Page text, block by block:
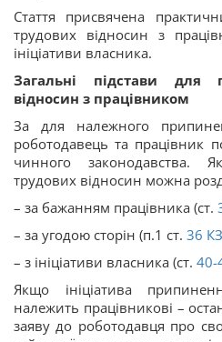
Стаття присвячена
трудових відносин з
ініціативи власника.
Загальні підстави для
відносин з працівником
За для належного
роботодавець та працівник
чинного законодавства.
трудових відносин можна
– за бажанням працівника (ст.
– за угодою сторін (п.1 ст. 36
– з ініціативи власника (ст. 40-
Якщо ініціатива
належить працівникові –
заяву до роботодавця про